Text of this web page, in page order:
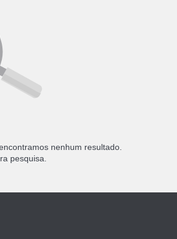
nenhum resultado.
pesquisa.